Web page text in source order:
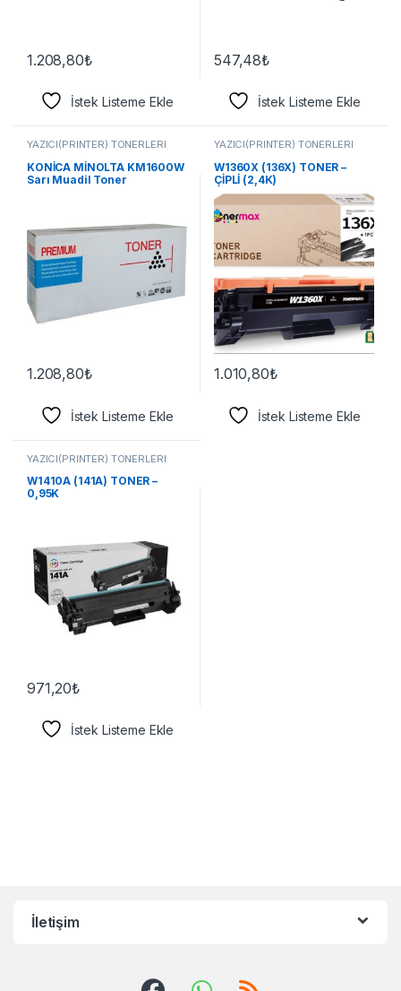
1.208,80₺
İstek Listeme Ekle
547,48₺
İstek Listeme Ekle
YAZICI(PRİNTER) TONERLERİ
KONİCA MİNOLTA KM1600W
Sarı Muadil Toner
1.208,80₺
İstek Listeme Ekle
YAZICI(PRİNTER) TONERLERİ
W1360X (136X) TONER –
ÇİPLİ (2,4K)
1.010,80₺
İstek Listeme Ekle
YAZICI(PRİNTER) TONERLERİ
W1410A (141A) TONER –
0,95K
971,20₺
İstek Listeme Ekle
İletişim